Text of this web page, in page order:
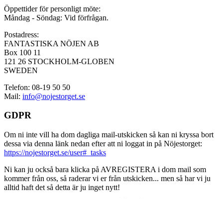
Öppettider för personligt möte:
Måndag - Söndag: Vid förfrågan.
Postadress:
FANTASTISKA NÖJEN AB
Box 100 11
121 26 STOCKHOLM-GLOBEN
SWEDEN
Telefon: 08-19 50 50
Mail: info@nojestorget.se
GDPR
Om ni inte vill ha dom dagliga mail-utskicken så kan ni kryssa bort
dessa via denna länk nedan efter att ni loggat in på Nöjestorget:
https://nojestorget.se/user#_tasks
Ni kan ju också bara klicka på AVREGISTERA i dom mail som
kommer från oss, så raderar vi er från utskicken... men så har vi ju
alltid haft det så detta är ju inget nytt!